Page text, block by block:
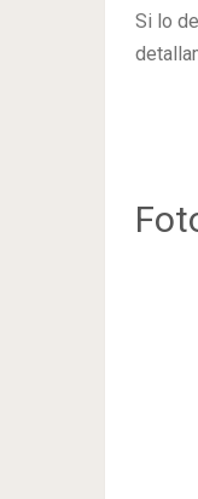
Si lo